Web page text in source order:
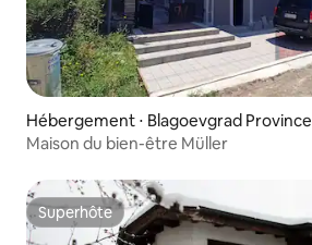
Hébergement ⋅ Blagoevgrad Province
Maison du bien-être Müller
Superhôte
Superhôte